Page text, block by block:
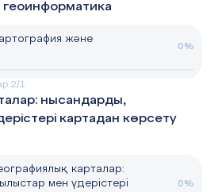
және
0%
2/1
нысандарды,
картадан көрсету
карталар:
мен үдерістері
0%